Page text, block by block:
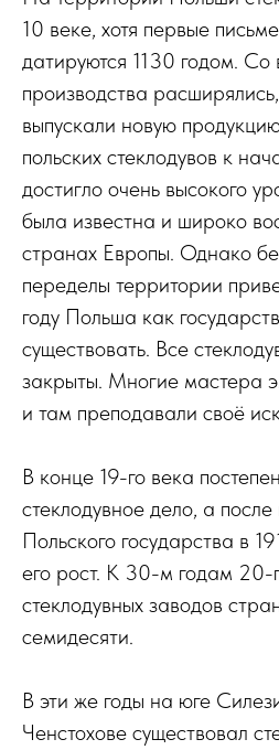
10 веке, хотя первые
датируются 1130 годом.
производства
выпускали новую
польских стеклодувов к
достигло очень высокого
была известна и широко
странах Европы. Однако
переделы территории
году Польша как
существовать. Все
закрыты. Многие мастера
и там преподавали своё
В конце 19-го века
стеклодувное дело, а
Польского государства в
его рост. К 30-м годам 20-
стеклодувных заводов
семидесяти.
В эти же годы на юге
Ченстохове существовал